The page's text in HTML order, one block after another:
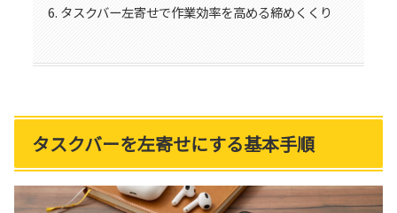
タスクバー左寄せで作業効率を高める締めくくり
タスクバーを左寄せにする基本手順